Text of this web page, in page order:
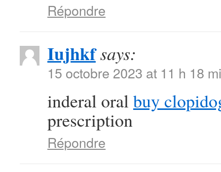
Répondre
Iujhkfsays:
15 octobre 2023 at 11 h 18
inderal oralbuy
prescription
Répondre